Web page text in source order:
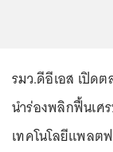
รมว.ดีอีเอส เปิด
นำร่องพลิกฟื้นเศ
เทคโนโลยีแพลต